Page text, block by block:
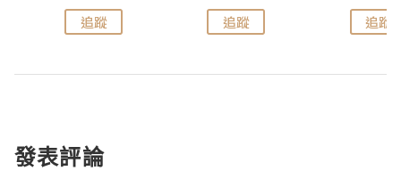
追蹤 追蹤 追蹤
發表評論